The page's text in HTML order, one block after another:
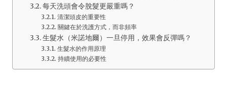
每天洗頭會令脫髮更嚴重嗎？
清潔頭皮的重要性
關鍵在於洗護方式，而非頻率
生髮水（米諾地爾）一旦停用，效果會反彈嗎？
生髮水的作用原理
持續使用的必要性